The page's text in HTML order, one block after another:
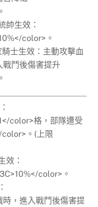
帥生效：
color>。
士生效：主動攻擊血
戰鬥後傷害提升
color>格，部隊遭受
。(上限
效：
color>。
，進入戰鬥後傷害提